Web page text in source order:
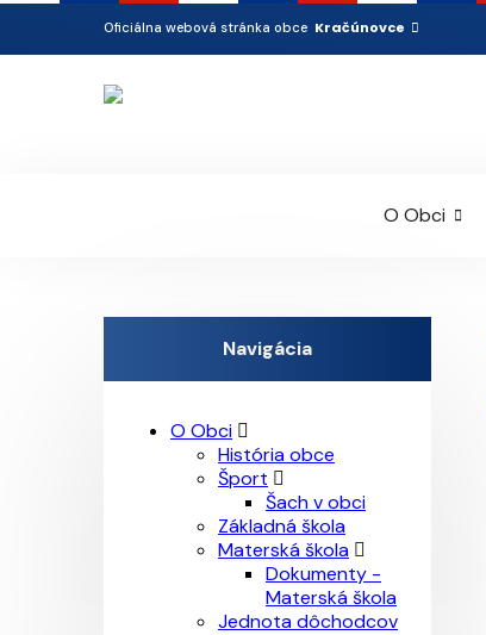
Oficiálna webová stránka obce Kračúnovce
O Obci
Navigácia
O Obci
História obce
Šport
Šach v obci
Základná škola
Materská škola
Dokumenty -
Materská škola
Jednota dôchodcov